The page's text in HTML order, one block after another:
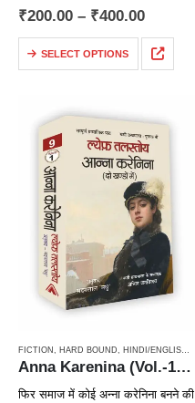
₹200.00 – ₹400.00
SELECT OPTIONS
FICTION , HARD BOUND, HINDI/ENGLISH/URDU CLASSICS
Anna Karenina (Vol.-1 & Vol.-2) One of best Leo Tolstoy’s Russian Classical Novel / ल्येफ़ तलस्तोय कृत आन्ना करेनिना (उपन्यास दो खण्डों में)
फिर समाज में कोई अन्ना करेनिना बनने की